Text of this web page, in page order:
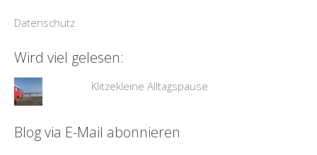
Datenschutz
Wird viel gelesen:
Klitzekleine Alltagspause
Blog via E-Mail abonnieren